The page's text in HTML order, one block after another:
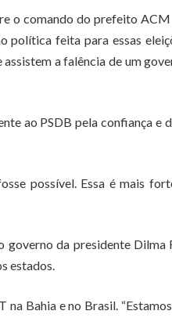
o comando do prefeito
feita para essas
a falência de um
ao PSDB pela confiança e
possível. Essa é mais
da presidente
estados.
Bahia e no Brasil.